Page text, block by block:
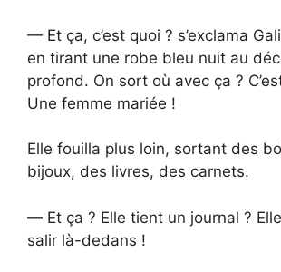
— Et ça, c’est quoi ? s’exclama
en tirant une robe bleu nuit au
profond. On sort où avec ça ?
Une femme mariée !
Elle fouilla plus loin, sortant des
bijoux, des livres, des carnets.
— Et ça ? Elle tient un journal ?
salir là-dedans !